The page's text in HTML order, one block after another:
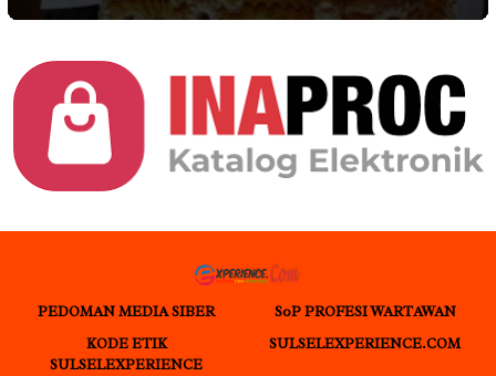
PEDOMAN MEDIA SIBER
S0P PROFESI WARTAWAN
KODE ETIK
SULSELEXPERIENCE
SULSELEXPERIENCE.COM